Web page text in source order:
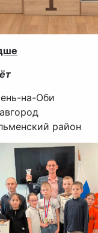
на-Оби
район